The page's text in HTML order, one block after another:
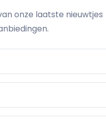
onze laatste nieuwtjes